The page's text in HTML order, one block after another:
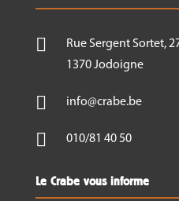
Pucerons
Aleurodes
Autres ravageurs
Les maladies sous

Rue Sergent Sortet,
1370 Jodoigne
 info@crabe.be
 010/81 40 50
Le Crabe vous informe